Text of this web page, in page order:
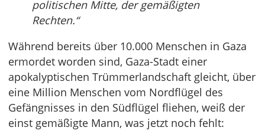
politischen Mitte, der gemäßigten
Rechten.“
Während bereits über 10.000 Menschen in Gaza
ermordet worden sind, Gaza-Stadt einer
apokalyptischen Trümmerlandschaft gleicht, über
eine Million Menschen vom Nordflügel des
Gefängnisses in den Südflügel fliehen, weiß der
einst gemäßigte Mann, was jetzt noch fehlt: